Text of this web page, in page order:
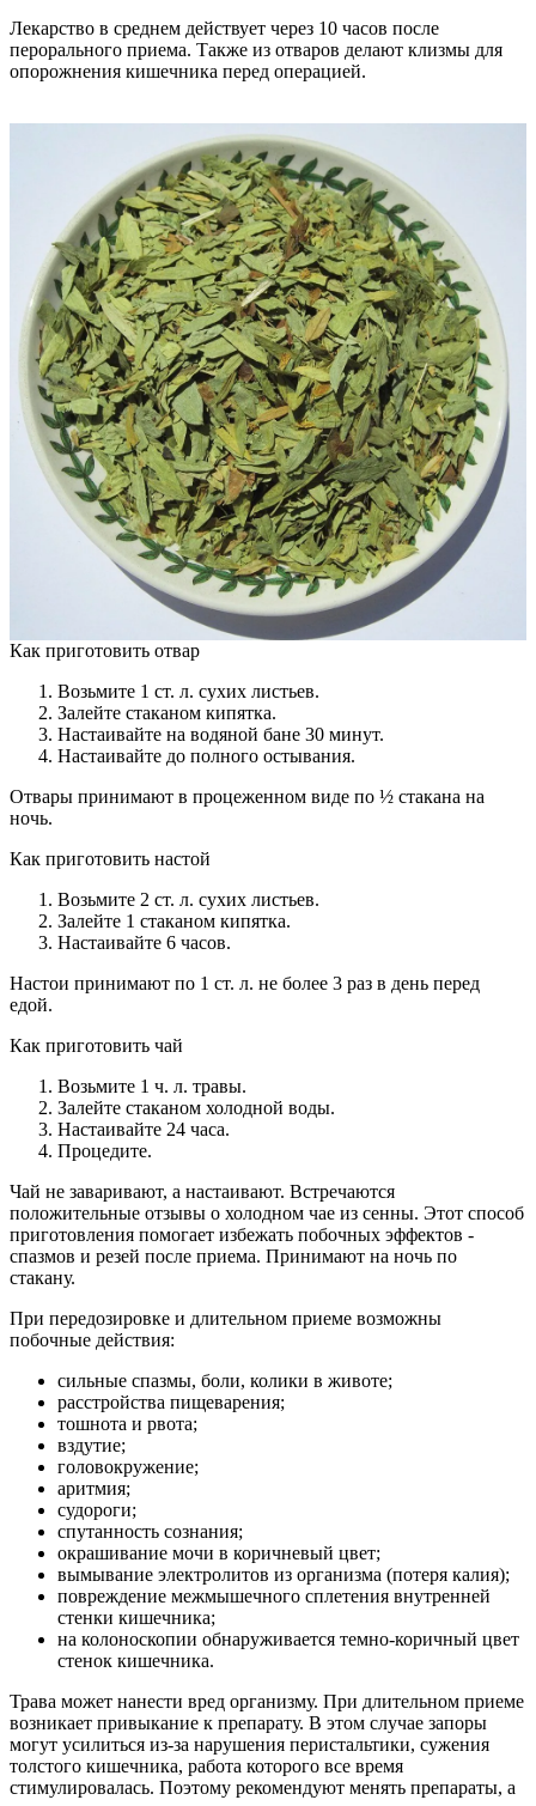
Лекарство в среднем действует через 10 часов после
перорального приема. Также из отваров делают клизмы для
опорожнения кишечника перед операцией.
Как приготовить отвар
Возьмите 1 ст. л. сухих листьев.
Залейте стаканом кипятка.
Настаивайте на водяной бане 30 минут.
Настаивайте до полного остывания.
Отвары принимают в процеженном виде по ½ стакана на
ночь.
Как приготовить настой
Возьмите 2 ст. л. сухих листьев.
Залейте 1 стаканом кипятка.
Настаивайте 6 часов.
Настои принимают по 1 ст. л. не более 3 раз в день перед
едой.
Как приготовить чай
Возьмите 1 ч. л. травы.
Залейте стаканом холодной воды.
Настаивайте 24 часа.
Процедите.
Чай не заваривают, а настаивают. Встречаются
положительные отзывы о холодном чае из сенны. Этот способ
приготовления помогает избежать побочных эффектов -
спазмов и резей после приема. Принимают на ночь по
стакану.
При передозировке и длительном приеме возможны
побочные действия:
сильные спазмы, боли, колики в животе;
расстройства пищеварения;
тошнота и рвота;
вздутие;
головокружение;
аритмия;
судороги;
спутанность сознания;
окрашивание мочи в коричневый цвет;
вымывание электролитов из организма (потеря калия);
повреждение межмышечного сплетения внутренней
стенки кишечника;
на колоноскопии обнаруживается темно-коричный цвет
стенок кишечника.
Трава может нанести вред организму. При длительном приеме
возникает привыкание к препарату. В этом случае запоры
могут усилиться из-за нарушения перистальтики, сужения
толстого кишечника, работа которого все время
стимулировалась. Поэтому рекомендуют менять препараты, а